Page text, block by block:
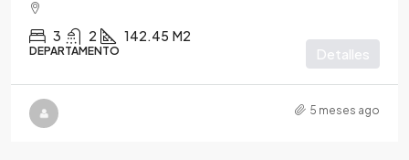
3 2 142.45 M2
DEPARTAMENTO Detalles
5 meses ago